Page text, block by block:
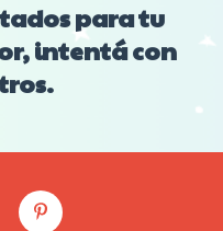
para tu
intentá con